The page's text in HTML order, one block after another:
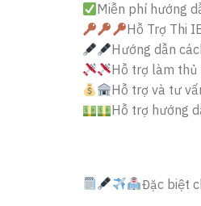
Miễn phí hướng
Hỗ Trợ Thi
Hướng dẫn
Hỗ trợ làm thủ
Hỗ trợ và tư
Hỗ trợ hướng
Đặc biệt